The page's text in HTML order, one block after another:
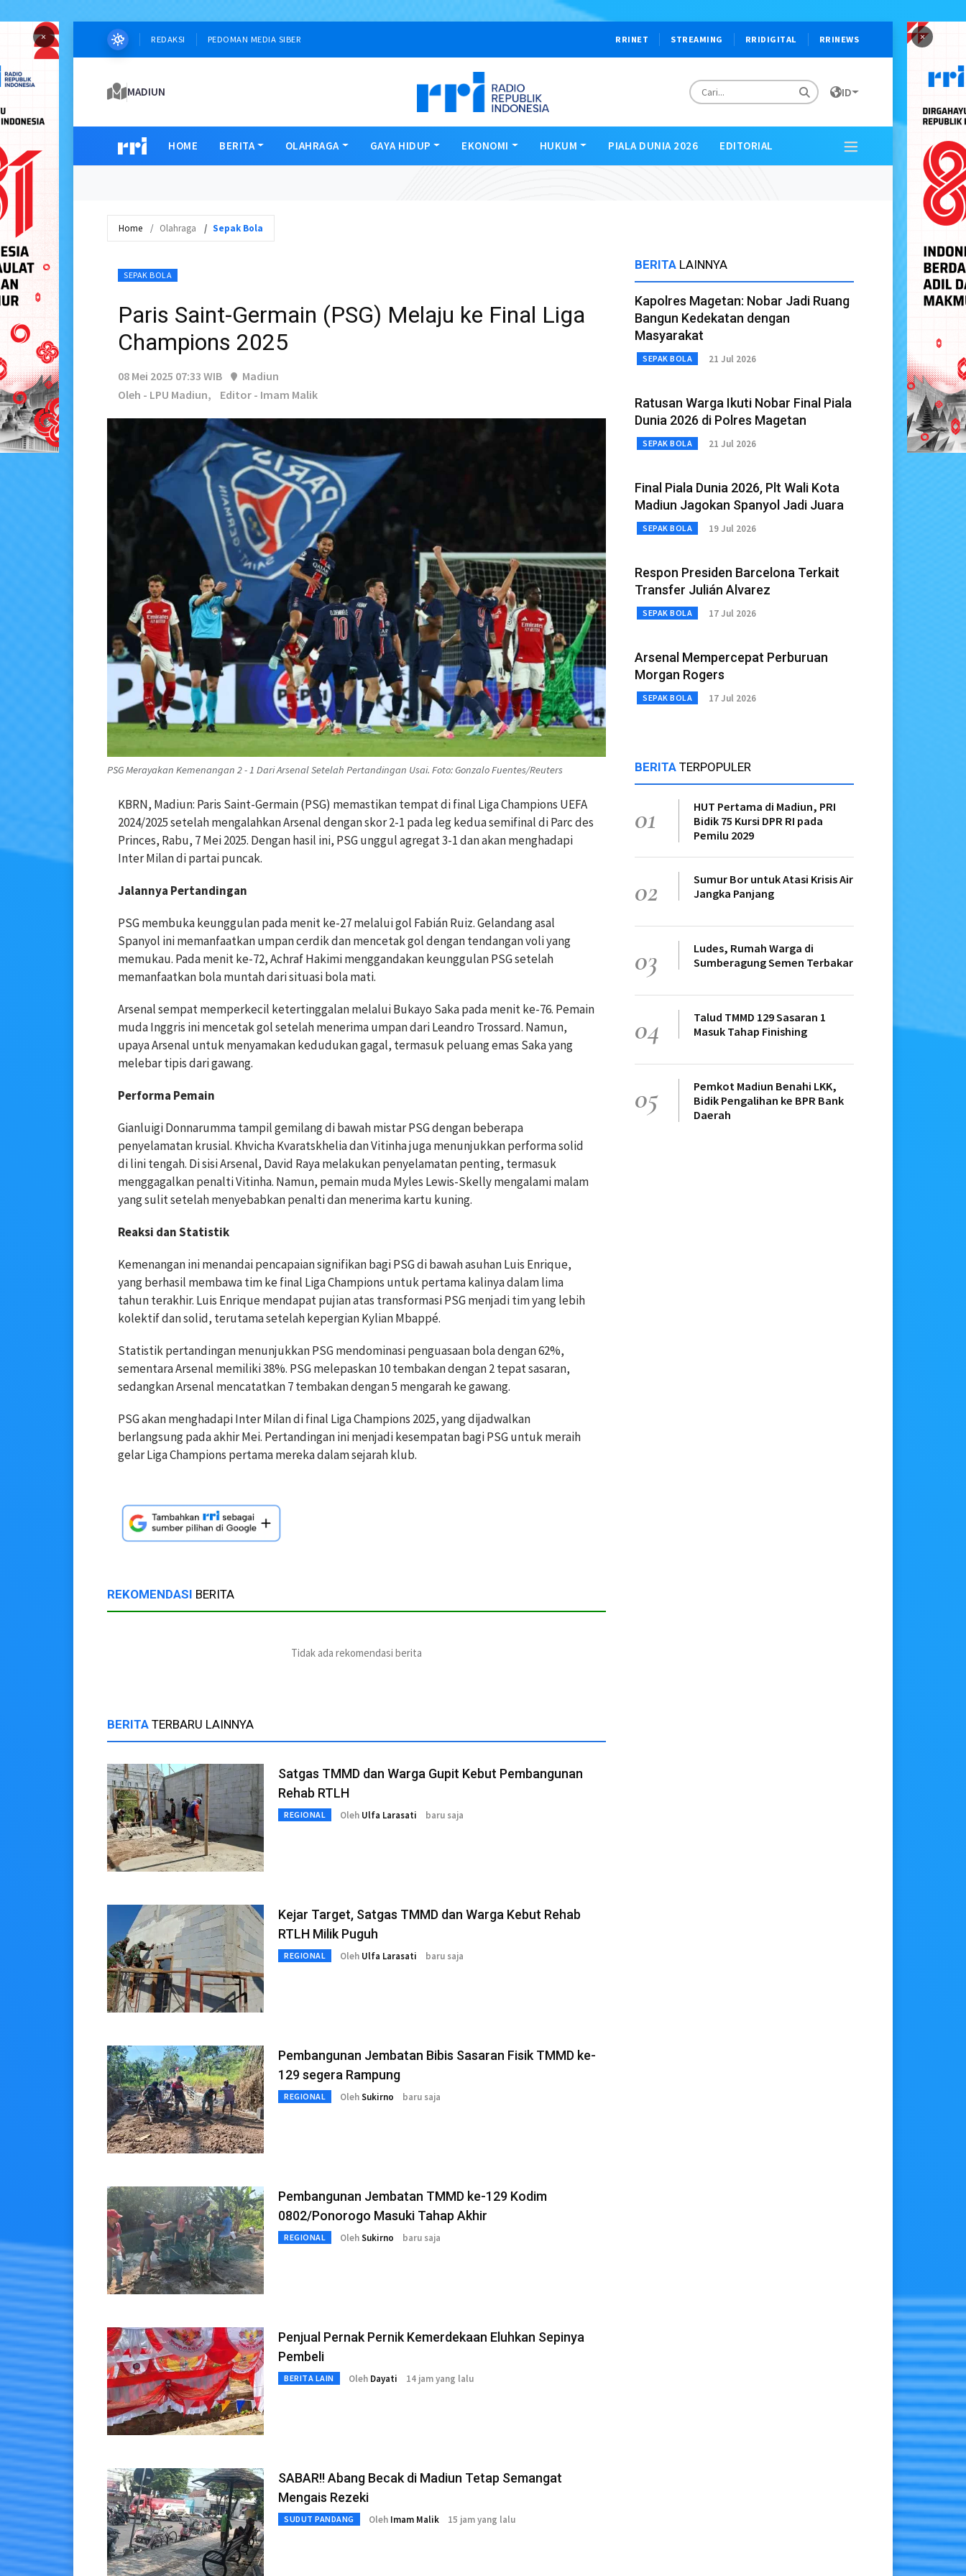
× ×
REDAKSI PEDOMAN MEDIA SIBER RRINET STREAMING RRIDIGITAL RRINEWS
MADIUN ID
HOME BERITA OLAHRAGA GAYA HIDUP EKONOMI HUKUM PIALA DUNIA 2026 EDITORIAL
Home Olahraga Sepak Bola
SEPAK BOLA
Paris Saint-Germain (PSG) Melaju ke Final Liga
Champions 2025
08 Mei 2025 07:33 WIB
Madiun
Oleh - LPU Madiun,
Editor - Imam Malik
PSG Merayakan Kemenangan 2 - 1 Dari Arsenal Setelah Pertandingan Usai. Foto: Gonzalo Fuentes/Reuters
KBRN, Madiun: Paris Saint-Germain (PSG) memastikan tempat di final Liga Champions UEFA
2024/2025 setelah mengalahkan Arsenal dengan skor 2-1 pada leg kedua semifinal di Parc des
Princes, Rabu, 7 Mei 2025. Dengan hasil ini, PSG unggul agregat 3-1 dan akan menghadapi
Inter Milan di partai puncak.
Jalannya Pertandingan
PSG membuka keunggulan pada menit ke-27 melalui gol Fabián Ruiz. Gelandang asal
Spanyol ini memanfaatkan umpan cerdik dan mencetak gol dengan tendangan voli yang
memukau. Pada menit ke-72, Achraf Hakimi menggandakan keunggulan PSG setelah
memanfaatkan bola muntah dari situasi bola mati.
Arsenal sempat memperkecil ketertinggalan melalui Bukayo Saka pada menit ke-76. Pemain
muda Inggris ini mencetak gol setelah menerima umpan dari Leandro Trossard. Namun,
upaya Arsenal untuk menyamakan kedudukan gagal, termasuk peluang emas Saka yang
melebar tipis dari gawang.
Performa Pemain
Gianluigi Donnarumma tampil gemilang di bawah mistar PSG dengan beberapa
penyelamatan krusial. Khvicha Kvaratskhelia dan Vitinha juga menunjukkan performa solid
di lini tengah. Di sisi Arsenal, David Raya melakukan penyelamatan penting, termasuk
menggagalkan penalti Vitinha. Namun, pemain muda Myles Lewis-Skelly mengalami malam
yang sulit setelah menyebabkan penalti dan menerima kartu kuning.
Reaksi dan Statistik
Kemenangan ini menandai pencapaian signifikan bagi PSG di bawah asuhan Luis Enrique,
yang berhasil membawa tim ke final Liga Champions untuk pertama kalinya dalam lima
tahun terakhir. Luis Enrique mendapat pujian atas transformasi PSG menjadi tim yang lebih
kolektif dan solid, terutama setelah kepergian Kylian Mbappé.
Statistik pertandingan menunjukkan PSG mendominasi penguasaan bola dengan 62%,
sementara Arsenal memiliki 38%. PSG melepaskan 10 tembakan dengan 2 tepat sasaran,
sedangkan Arsenal mencatatkan 7 tembakan dengan 5 mengarah ke gawang.
PSG akan menghadapi Inter Milan di final Liga Champions 2025, yang dijadwalkan
berlangsung pada akhir Mei. Pertandingan ini menjadi kesempatan bagi PSG untuk meraih
gelar Liga Champions pertama mereka dalam sejarah klub.
REKOMENDASI BERITA
Tidak ada rekomendasi berita
BERITA TERBARU LAINNYA
Satgas TMMD dan Warga Gupit Kebut Pembangunan
Rehab RTLH
REGIONAL Oleh Ulfa Larasati baru saja
Kejar Target, Satgas TMMD dan Warga Kebut Rehab
RTLH Milik Puguh
REGIONAL Oleh Ulfa Larasati baru saja
Pembangunan Jembatan Bibis Sasaran Fisik TMMD ke-
129 segera Rampung
REGIONAL OlehSukirno baru saja
Pembangunan Jembatan TMMD ke-129 Kodim
0802/Ponorogo Masuki Tahap Akhir
REGIONAL OlehSukirno baru saja
Penjual Pernak Pernik Kemerdekaan Eluhkan Sepinya
Pembeli
BERITA LAIN Oleh Dayati 14 jam yang lalu
SABAR!! Abang Becak di Madiun Tetap Semangat
Mengais Rezeki
SUDUT PANDANG Oleh Imam Malik 15 jam yang lalu
BERITA LAINNYA
Kapolres Magetan: Nobar Jadi Ruang
Bangun Kedekatan dengan
Masyarakat
SEPAK BOLA 21 Jul 2026
Ratusan Warga Ikuti Nobar Final Piala
Dunia 2026 di Polres Magetan
SEPAK BOLA 21 Jul 2026
Final Piala Dunia 2026, Plt Wali Kota
Madiun Jagokan Spanyol Jadi Juara
SEPAK BOLA 19 Jul 2026
Respon Presiden Barcelona Terkait
Transfer Julián Alvarez
SEPAK BOLA 17 Jul 2026
Arsenal Mempercepat Perburuan
Morgan Rogers
SEPAK BOLA 17 Jul 2026
BERITA TERPOPULER
01
HUT Pertama di Madiun, PRI
Bidik 75 Kursi DPR RI pada
Pemilu 2029
02
Sumur Bor untuk Atasi Krisis Air
Jangka Panjang
03
Ludes, Rumah Warga di
Sumberagung Semen Terbakar
04
Talud TMMD 129 Sasaran 1
Masuk Tahap Finishing
05
Pemkot Madiun Benahi LKK,
Bidik Pengalihan ke BPR Bank
Daerah